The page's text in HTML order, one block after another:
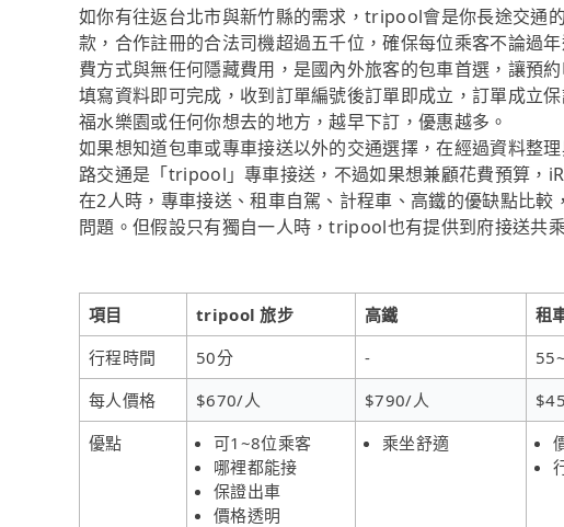
如你有往返台北市與新竹縣的需求，tripool會是你長途交通
款，合作註冊的合法司機超過五千位，確保每位乘客不論過
費方式與無任何隱藏費用，是國內外旅客的包車首選，讓預
填寫資料即可完成，收到訂單編號後訂單即成立，訂單成立
福水樂園或任何你想去的地方，越早下訂，優惠越多。
如果想知道包車或專車接送以外的交通選擇，在經過資料整
路交通是「tripool」專車接送，不過如果想兼顧花費預算，
在2人時，專車接送、租車自駕、計程車、高鐵的優缺點比
問題。但假設只有獨自一人時，tripool也有提供到府接送共
項目 tripool 旅步 高鐵 租
行程時間
50分 -
每人價格
$670/人 $790/人
優點
可1~8位乘客
哪裡都能接
保證出車
價格透明
乘坐舒適